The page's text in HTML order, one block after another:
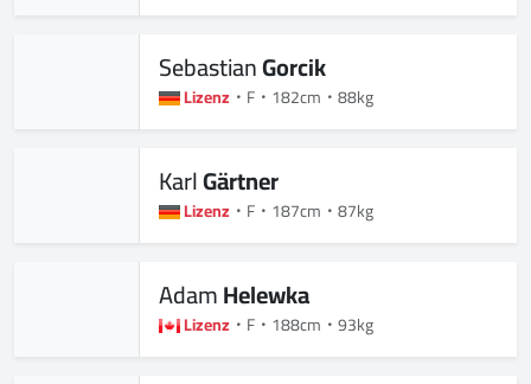
SebastianGorcik
Lizenz F 182cm 88kg
KarlGärtner
Lizenz F 187cm 87kg
AdamHelewka
Lizenz F 188cm 93kg